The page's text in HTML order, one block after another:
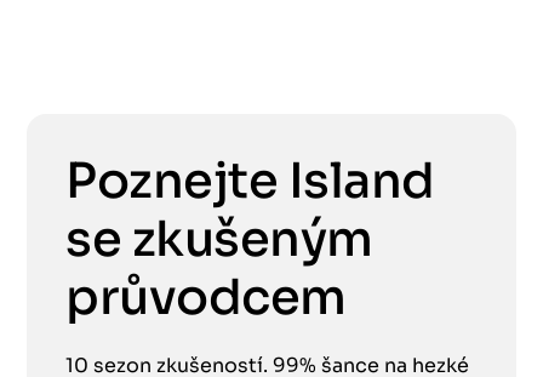
Poznejte Island
se zkušeným
průvodcem
10 sezon zkušeností. 99% šance na hezké